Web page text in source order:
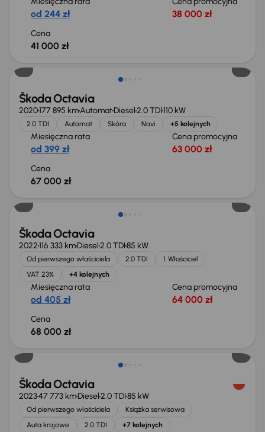
od 244 zł 38 000 zł
Cena
41 000 zł
Škoda Octavia
2020177 895 kmAutomatDiesel2.0 TDI110 kW
2.0 TDI Automat Skóra Navi +5 kolejnych
Miesięczna rata
od 399 zł
Cena promocyjna
63 000 zł
Cena
67 000 zł
Możliwość odliczenia VAT
Škoda Octavia
2022116 333 kmDiesel2.0 TDI85 kW
Od pierwszego właściciela 2.0 TDI
1. Właściciel
VAT 23%
+4 kolejnych
Miesięczna rata
od 405 zł
Cena promocyjna
64 000 zł
Cena
68 000 zł
Taniej o 1 000 zł
Škoda Octavia
202347 773 kmDiesel2.0 TDI85 kW
Od pierwszego właściciela
Książka serwisowa
Auta krajowe
2.0 TDI +7 kolejnych